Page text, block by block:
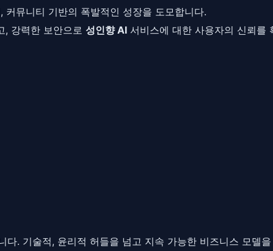
커뮤니티 기반의 폭발적인 성장을 도모합니다.
, 강력한 보안으로 성인향 AI 서비스에 대한 사용자의 신뢰를
. 기술적, 윤리적 허들을 넘고 지속 가능한 비즈니스 모델